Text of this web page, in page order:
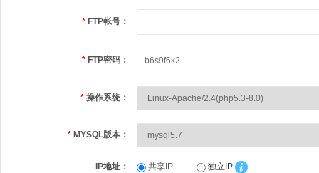
* FTP帐号：
* FTP密码：
* 操作系统：
* MYSQL版本：
IP地址： 共享IP 独立IP